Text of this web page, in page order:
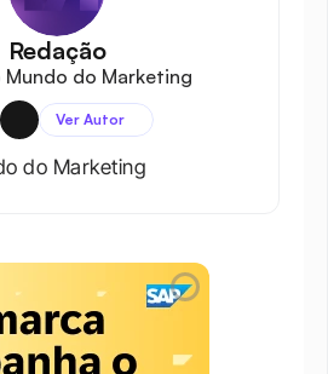
Redação
Mundo do Marketing
Ver Autor
do Marketing